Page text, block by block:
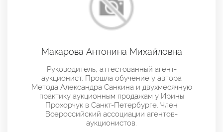
Макарова Антонина Михайловна
Руководитель, аттестованный агент-
аукционист. Прошла обучение у автора
Метода Александра Санкина и двухмесячную
практику аукционным продажам у Ирины
Прохорчук в Санкт-Петербурге. Член
Всероссийский ассоциации агентов-
аукционистов.